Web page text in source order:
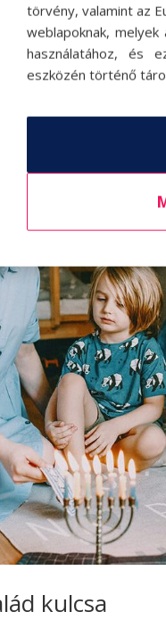
születése szerint
Bár szülőként
kulcsa
törvény, valamint az
weblapoknak,
használatához, és
eszközén történő